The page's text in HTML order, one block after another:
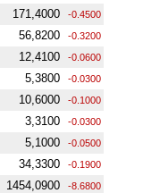
171,4000 -0.4500
56,8200 -0.3200
12,4100 -0.0600
5,3800 -0.0300
10,6000 -0.1000
3,3100 -0.0300
5,1000 -0.0500
34,3300 -0.1900
1454,0900 -8.6800